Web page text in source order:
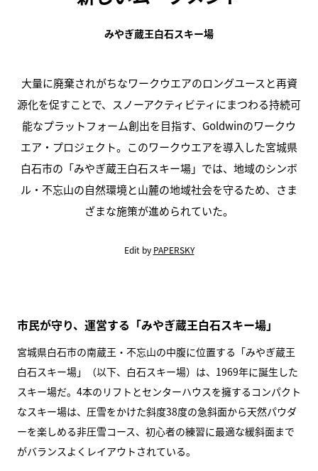
みやぎ蔵王白石スキー場
大量に廃棄されがちなワークウエアのロングユースと再資
源化を促すことで、スノーアクティビティにまつわる持続可
能なプラットフォーム創出を目指す、Goldwinのワークウ
エア・プロジェクト。このワークウエアを導入した宮城県
白石市の「みやぎ蔵王白石スキー場」では、地域のシンボ
ル・不忘山の自然環境と山麓の地域社会を守るため、さま
ざまな施策が進められていた。
Edit by PAPERSKY
市民が守り、運営する「みやぎ蔵王白石スキー場」
宮城県白石市の南蔵王・不忘山の中腹に位置する「みやぎ蔵王
白石スキー場」（以下、白石スキー場）は、1969年に誕生した
スキー場だ。4本のリフトとセンターハウスを擁するコンパクト
なスキー場は、圧雪をかけた斜度38度の急斜面から天然パウダ
ーを楽しめる非圧雪コース、初心者の練習に最適な緩斜面まで
がバランスよくレイアウトされている。